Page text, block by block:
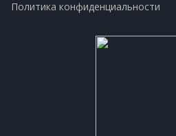
Политика конфиденциальности